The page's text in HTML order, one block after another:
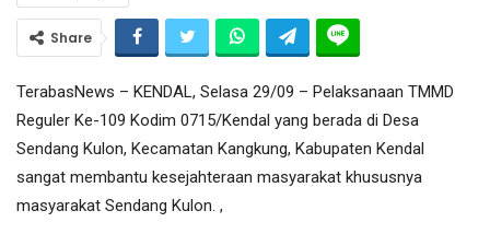
Share
TerabasNews – KENDAL, Selasa 29/09 – Pelaksanaan TMMD
Reguler Ke-109 Kodim 0715/Kendal yang berada di Desa
Sendang Kulon, Kecamatan Kangkung, Kabupaten Kendal
sangat membantu kesejahteraan masyarakat khususnya
masyarakat Sendang Kulon. ,